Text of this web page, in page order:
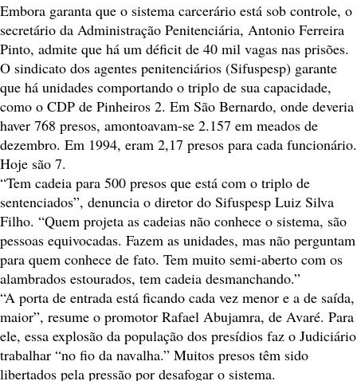
Embora garanta que o sistema carcerário está sob controle, o
secretário da Administração Penitenciária, Antonio Ferreira
Pinto, admite que há um déficit de 40 mil vagas nas prisões.
O sindicato dos agentes penitenciários (Sifuspesp) garante
que há unidades comportando o triplo de sua capacidade,
como o CDP de Pinheiros 2. Em São Bernardo, onde deveria
haver 768 presos, amontoavam-se 2.157 em meados de
dezembro. Em 1994, eram 2,17 presos para cada funcionário.
Hoje são 7.
“Tem cadeia para 500 presos que está com o triplo de
sentenciados”, denuncia o diretor do Sifuspesp Luiz Silva
Filho. “Quem projeta as cadeias não conhece o sistema, são
pessoas equivocadas. Fazem as unidades, mas não perguntam
para quem conhece de fato. Tem muito semi-aberto com os
alambrados estourados, tem cadeia desmanchando.”
“A porta de entrada está ficando cada vez menor e a de saída,
maior”, resume o promotor Rafael Abujamra, de Avaré. Para
ele, essa explosão da população dos presídios faz o Judiciário
trabalhar “no fio da navalha.” Muitos presos têm sido
libertados pela pressão por desafogar o sistema.